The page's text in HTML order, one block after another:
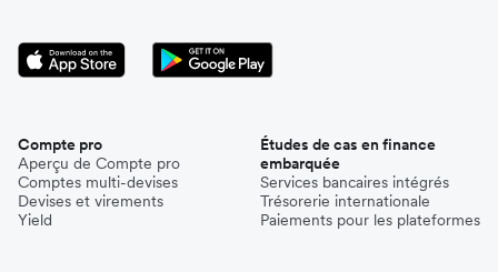
Compte pro
Aperçu de Compte pro
Comptes multi-devises
Devises et virements
Yield
Études de cas en finance
embarquée
Services bancaires intégrés
Trésorerie internationale
Paiements pour les plateformes